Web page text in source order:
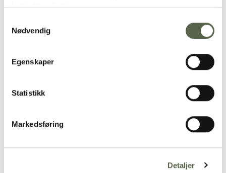
tjenestene deres.
Nødvendig
Egenskaper
Statistikk
Markedsføring
Detaljer
Beskrivelse
Tilleggsinformasjon